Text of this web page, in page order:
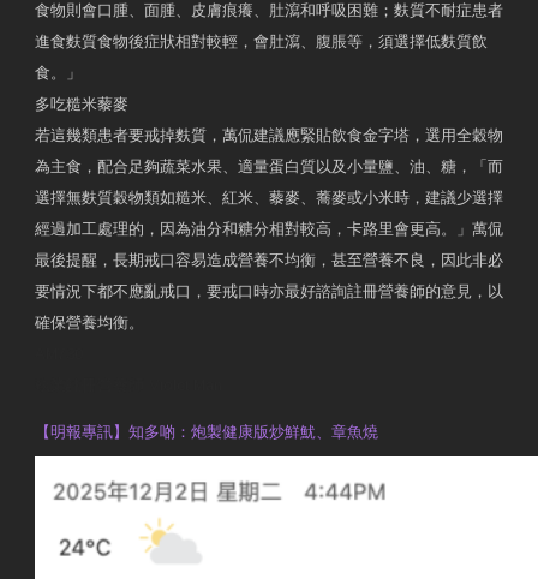
食物則會口腫、面腫、皮膚痕癢、肚瀉和呼吸困難；麩質不耐症患者
進食麩質食物後症狀相對較輕，會肚瀉、腹脹等，須選擇低麩質飲
食。」
多吃糙米藜麥
若這幾類患者要戒掉麩質，萬侃建議應緊貼飲食金字塔，選用全穀物
為主食，配合足夠蔬菜水果、適量蛋白質以及小量鹽、油、糖，「而
選擇無麩質穀物類如糙米、紅米、藜麥、蕎麥或小米時，建議少選擇
經過加工處理的，因為油分和糖分相對較高，卡路里會更高。」萬侃
最後提醒，長期戒口容易造成營養不均衡，甚至營養不良，因此非必
要情況下都不應亂戒口，要戒口時亦最好諮詢註冊營養師的意見，以
確保營養均衡。
【明報專訊】知多啲：炮製健康版炒鮮魷、章魚燒